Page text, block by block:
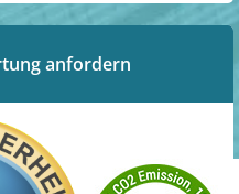
anfordern